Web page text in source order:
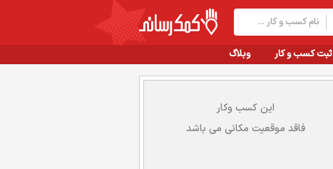
وبلاگ ثبت کسب و کار
این کسب وکار
فاقد موقعیت مکانی می باشد